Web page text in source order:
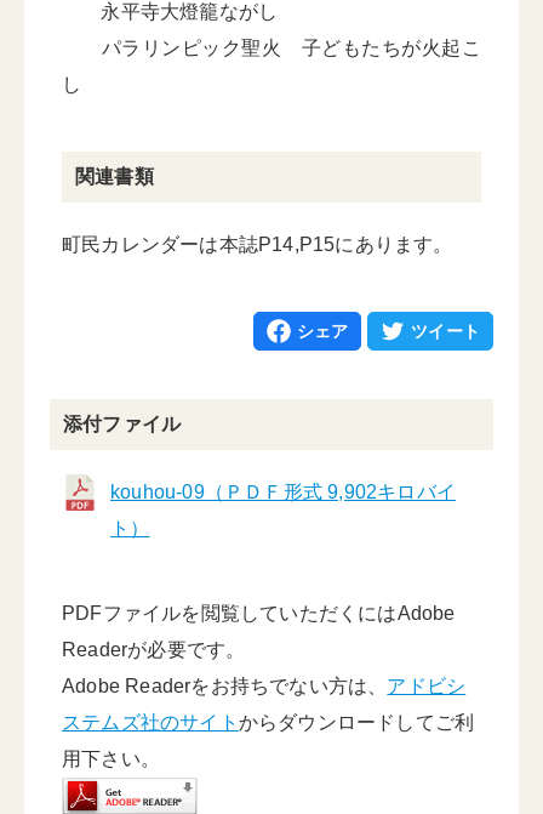
永平寺大燈籠ながし
パラリンピック聖火 子どもたちが火起こ
し
関連書類
町民カレンダーは本誌P14,P15にあります。
シェア ツイート
添付ファイル
kouhou-09（ＰＤＦ形式 9,902キロバイ
ト）
PDFファイルを閲覧していただくにはAdobe
Readerが必要です。
Adobe Readerをお持ちでない方は、 アドビシ
ステムズ社のサイト からダウンロードしてご利
用下さい。